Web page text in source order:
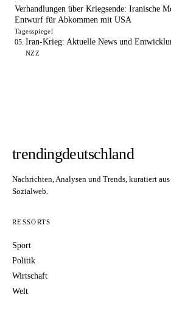
Verhandlungen über Kriegsende: Iranische
Entwurf für Abkommen mit USA
Tagesspiegel
Iran-Krieg: Aktuelle News und
NZZ
trendingdeutschland
Nachrichten, Analysen und Trends, kuratiert
Sozialweb.
RESSORTS
Sport
Politik
Wirtschaft
Welt